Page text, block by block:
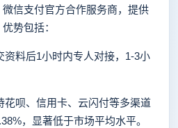
信支付官方合作服务商，提供
势包括：
料后1小时内专人对接，1-3小
呗、信用卡、云闪付等多渠道
，显著低于市场平均水平。